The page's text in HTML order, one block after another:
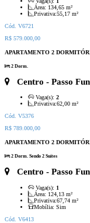
Área: 134,65 m²
Privativa:55,17 m²
Cód. V6721
R$ 579.000,00
APARTAMENTO 2
2 Dorm.
Centro - Passo
Vaga(s): 2
Privativa:62,00 m²
Cód. V5376
R$ 789.000,00
APARTAMENTO 2
2 Dorm. Sendo 2 Suítes
Centro - Passo
Vaga(s): 1
Área: 124,13 m²
Privativa:67,74 m²
Mobília: Sim
Cód. V6413